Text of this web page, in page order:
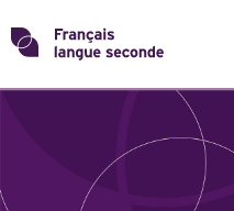
Skip
toTransformons
THÈMES